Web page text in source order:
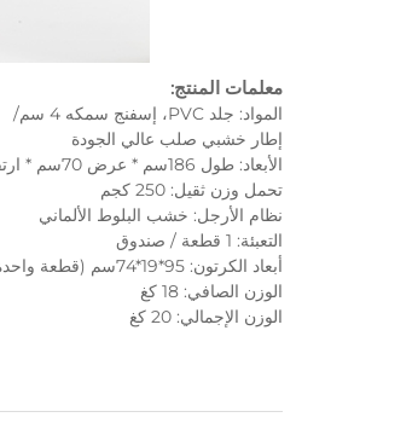
معلمات المنتج:
المواد: جلد PVC، إسفنج سمكه 4 سم/
إطار خشبي صلب عالي الجودة
الأبعاد: طول 186سم * عرض 70سم * ارتفاع 62~84سم
تحمل وزن ثقيل: 250 كجم
نظام الأرجل: خشب البلوط الألماني
التعبئة: 1 قطعة / صندوق
أبعاد الكرتون: 95*19*74سم (قطعة واحدة)
الوزن الصافي: 18 كغ
الوزن الإجمالي: 20 كغ